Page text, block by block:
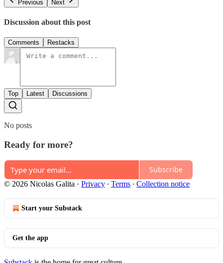
Previous
Next
Discussion about this post
Comments Restacks
Top Latest Discussions
No posts
Ready for more?
Subscribe
© 2026 Nicolas Galita · Privacy ∙ Terms ∙ Collection notice
Start your Substack
Get the app